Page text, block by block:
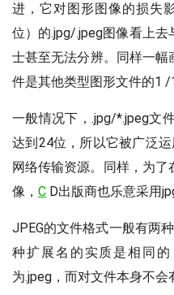
进，它对图形图像的损失
位）的.jpg/.jpeg图像看上
士甚至无法分辨。同样一幅
件是其他类型图形文件的1 /
一般情况下，.jpg/*.jpeg文
达到24位，所以它被广泛
网络传输资源。同样，为
像， C D出版商也乐意采用
JPEG的文件格式一般有两
种扩展名的实质是相同
为.jpeg，而对文件本身不会